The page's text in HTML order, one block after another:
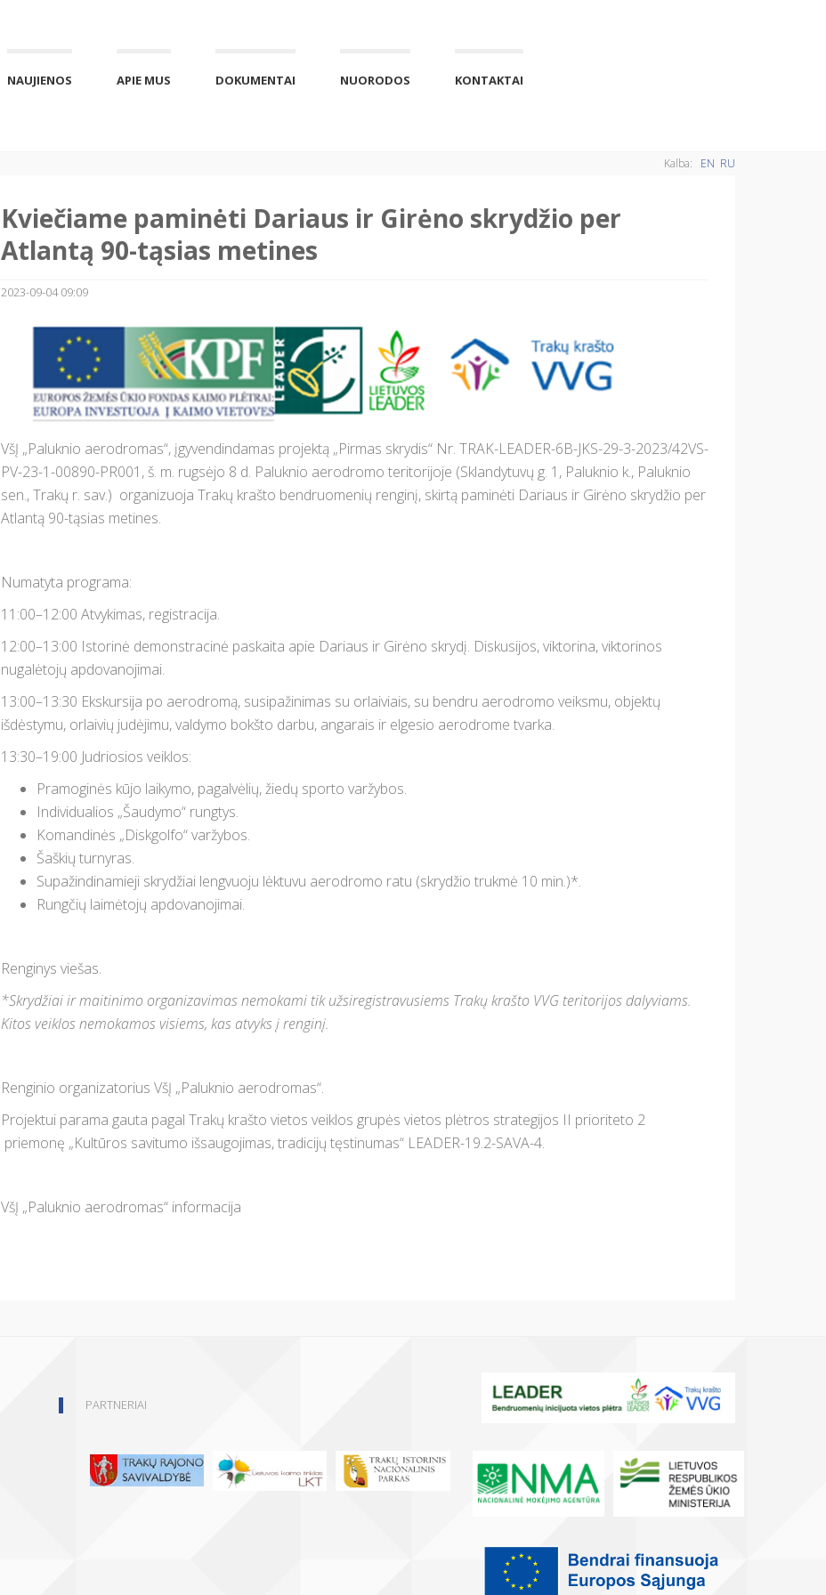
NAUJIENOS APIE MUS DOKUMENTAI NUORODOS KONTAKTAI
Kalba: EN RU
Kviečiame paminėti Dariaus ir Girėno skrydžio per
Atlantą 90-tąsias metines
2023-09-04 09:09
VšĮ „Paluknio aerodromas“, įgyvendindamas projektą „Pirmas skrydis“ Nr. TRAK-LEADER-6B-JKS-29-3-2023/42VS-
PV-23-1-00890-PR001, š. m. rugsėjo 8 d. Paluknio aerodromo teritorijoje (Sklandytuvų g. 1, Paluknio k., Paluknio
sen., Trakų r. sav.) organizuoja Trakų krašto bendruomenių renginį, skirtą paminėti Dariaus ir Girėno skrydžio per
Atlantą 90-tąsias metines.
Numatyta programa:
11:00–12:00 Atvykimas, registracija.
12:00–13:00 Istorinė demonstracinė paskaita apie Dariaus ir Girėno skrydį. Diskusijos, viktorina, viktorinos
nugalėtojų apdovanojimai.
13:00–13:30 Ekskursija po aerodromą, susipažinimas su orlaiviais, su bendru aerodromo veiksmu, objektų
išdėstymu, orlaivių judėjimu, valdymo bokšto darbu, angarais ir elgesio aerodrome tvarka.
13:30–19:00 Judriosios veiklos:
Pramoginės kūjo laikymo, pagalvėlių, žiedų sporto varžybos.
Individualios „Šaudymo“ rungtys.
Komandinės „Diskgolfo“ varžybos.
Šaškių turnyras.
Supažindinamieji skrydžiai lengvuoju lėktuvu aerodromo ratu (skrydžio trukmė 10 min.)*.
Rungčių laimėtojų apdovanojimai.
Renginys viešas.
*Skrydžiai ir maitinimo organizavimas nemokami tik užsiregistravusiems Trakų krašto VVG teritorijos dalyviams.
Kitos veiklos nemokamos visiems, kas atvyks į renginį.
Renginio organizatorius VšĮ „Paluknio aerodromas“.
Projektui parama gauta pagal Trakų krašto vietos veiklos grupės vietos plėtros strategijos II prioriteto 2
priemonę „Kultūros savitumo išsaugojimas, tradicijų tęstinumas“ LEADER-19.2-SAVA-4.
VšĮ „Paluknio aerodromas“ informacija
PARTNERIAI